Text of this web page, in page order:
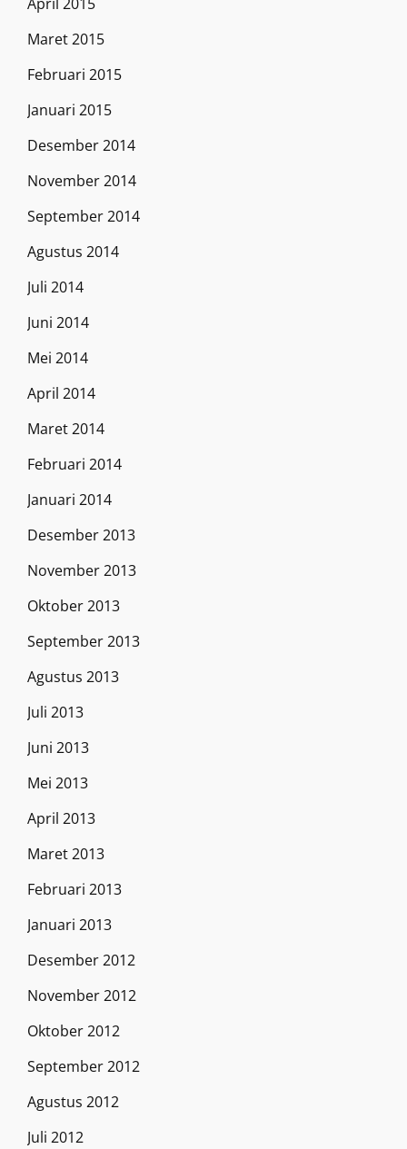
Maret 2015
Februari 2015
Januari 2015
Desember 2014
November 2014
September 2014
Agustus 2014
Juli 2014
Juni 2014
Mei 2014
April 2014
Maret 2014
Februari 2014
Januari 2014
Desember 2013
November 2013
Oktober 2013
September 2013
Agustus 2013
Juli 2013
Juni 2013
Mei 2013
April 2013
Maret 2013
Februari 2013
Januari 2013
Desember 2012
November 2012
Oktober 2012
September 2012
Agustus 2012
Juli 2012